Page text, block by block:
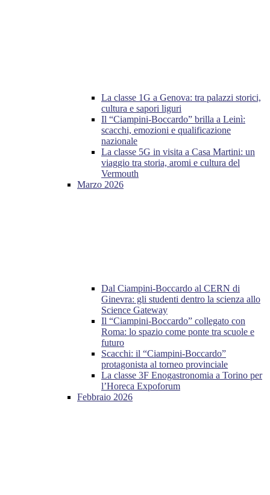
La classe 1G a Genova: tra palazzi storici,
cultura e sapori liguri
Il “Ciampini-Boccardo” brilla a Leinì:
scacchi, emozioni e qualificazione
nazionale
La classe 5G in visita a Casa Martini: un
viaggio tra storia, aromi e cultura del
Vermouth
Marzo 2026
Dal Ciampini-Boccardo al CERN di
Ginevra: gli studenti dentro la scienza allo
Science Gateway
Il “Ciampini-Boccardo” collegato con
Roma: lo spazio come ponte tra scuole e
futuro
Scacchi: il “Ciampini-Boccardo”
protagonista al torneo provinciale
La classe 3F Enogastronomia a Torino per
l’Horeca Expoforum
Febbraio 2026